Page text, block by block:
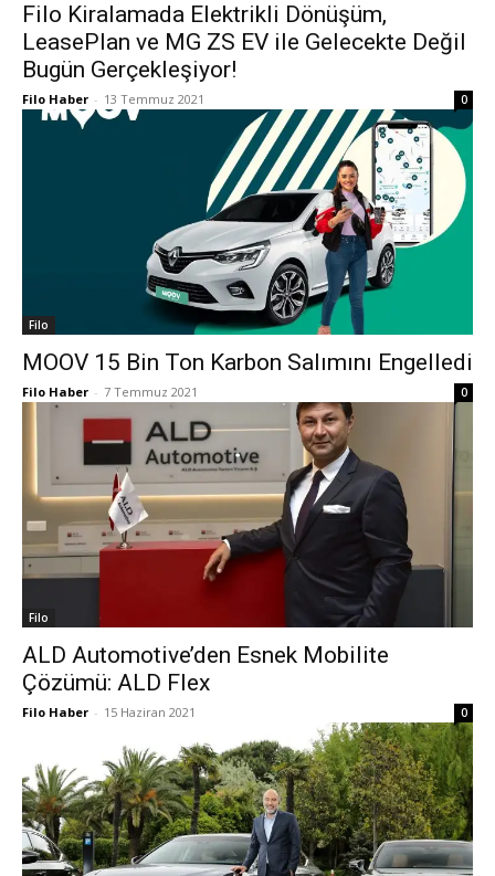
Filo Kiralamada Elektrikli Dönüşüm,
LeasePlan ve MG ZS EV ile Gelecekte Değil
Bugün Gerçekleşiyor!
Filo Haber - 13 Temmuz 2021 0
Filo
MOOV 15 Bin Ton Karbon Salımını Engelledi
Filo Haber - 7 Temmuz 2021 0
Filo
ALD Automotive’den Esnek Mobilite
Çözümü: ALD Flex
Filo Haber - 15 Haziran 2021 0